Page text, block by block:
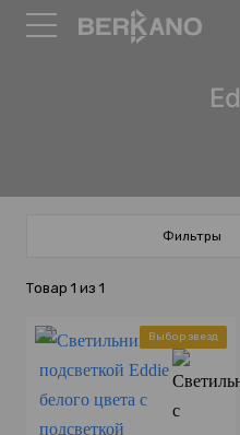
Товар 1 из 1
Фильтры
Выбор звезд